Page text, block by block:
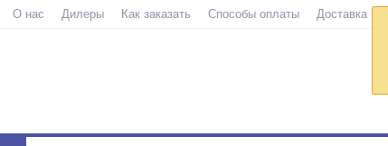
О нас Дилеры Как заказать Способы оплаты Доставка